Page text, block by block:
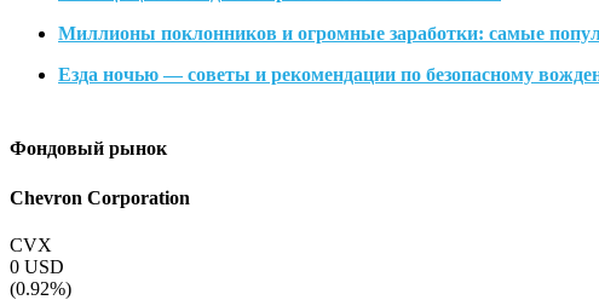
Миллионы поклонников и огромные заработки: самые
Езда ночью — советы и рекомендации по безопасному
Фондовый рынок
Chevron Corporation
CVX
0 USD
(0.92%)